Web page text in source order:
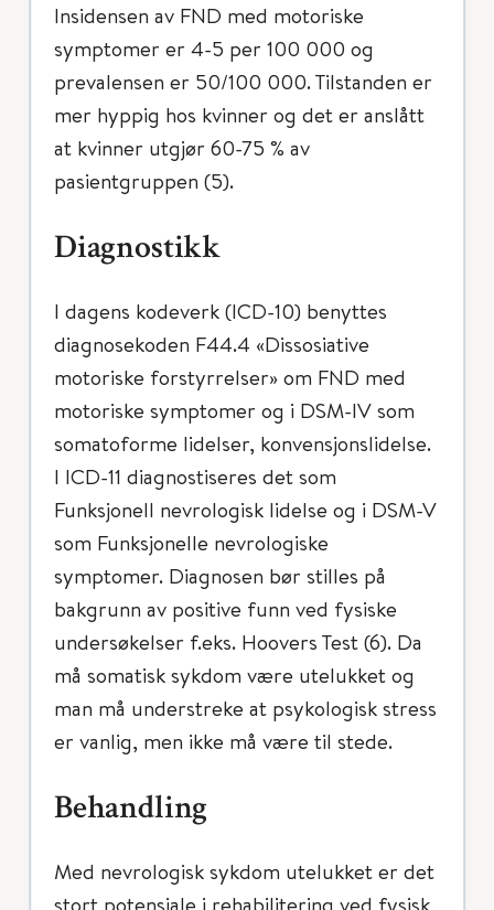
Insidensen av FND med motoriske
symptomer er 4-5 per 100 000 og
prevalensen er 50/100 000. Tilstanden er
mer hyppig hos kvinner og det er anslått
at kvinner utgjør 60-75 % av
pasientgruppen (5).
Diagnostikk
I dagens kodeverk (ICD-10) benyttes
diagnosekoden F44.4 «Dissosiative
motoriske forstyrrelser» om FND med
motoriske symptomer og i DSM-IV som
somatoforme lidelser, konvensjonslidelse.
I ICD-11 diagnostiseres det som
Funksjonell nevrologisk lidelse og i DSM-V
som Funksjonelle nevrologiske
symptomer. Diagnosen bør stilles på
bakgrunn av positive funn ved fysiske
undersøkelser f.eks. Hoovers Test (6). Da
må somatisk sykdom være utelukket og
man må understreke at psykologisk stress
er vanlig, men ikke må være til stede.
Behandling
Med nevrologisk sykdom utelukket er det
stort potensiale i rehabilitering ved fysisk